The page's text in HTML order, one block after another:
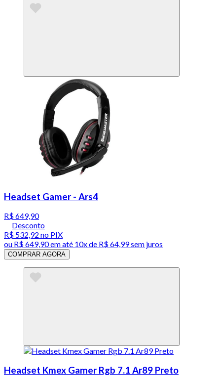
Headset Gamer - Ars4
R$ 649,90
Desconto
R$ 532,92 no PIX
ou R$ 649,90em até 10x de R$ 64,99 sem juros
COMPRAR AGORA
Headset Kmex Gamer Rgb 7.1 Ar89 Preto